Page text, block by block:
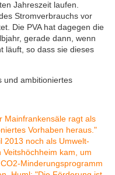
Jahreszeit laufen.
Stromverbrauchs vor
Die PVA hat dagegen die
gerade dann, wenn
läuft, so dass sie dieses
und ambitioniertes